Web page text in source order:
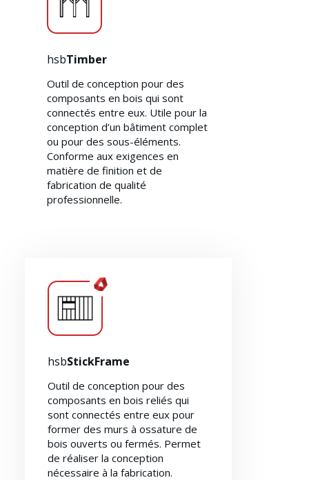
hsbTimber
Outil de conception pour des
composants en bois qui sont
connectés entre eux. Utile pour la
conception d’un bâtiment complet
ou pour des sous-éléments.
Conforme aux exigences en
matière de finition et de
fabrication de qualité
professionnelle.
hsbStickFrame
Outil de conception pour des
composants en bois reliés qui
sont connectés entre eux pour
former des murs à ossature de
bois ouverts ou fermés. Permet
de réaliser la conception
nécessaire à la fabrication.